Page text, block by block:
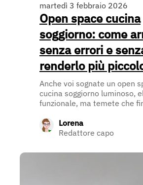
martedì 3 febbraio 2026
Open space cucina
soggiorno: come
senza errori e
renderlo più
Anche voi sognate un open
cucina soggiorno luminoso,
funzionale, ma temete che
Lorena
Redattore capo